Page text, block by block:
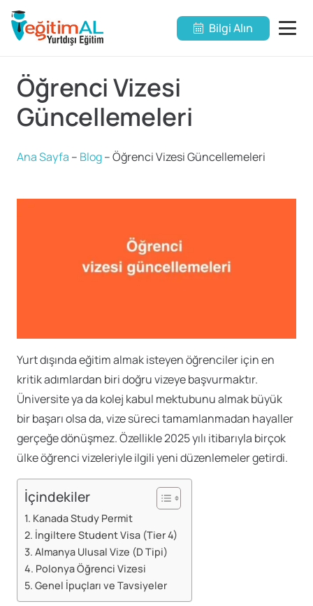
Bilgi Alın
Öğrenci Vizesi
Güncellemeleri
Ana Sayfa – Blog–Öğrenci Vizesi Güncellemeleri
Yurt dışında eğitim almak isteyen öğrenciler için en
kritik adımlardan biri doğru vizeye başvurmaktır.
Üniversite ya da kolej kabul mektubunu almak büyük
bir başarı olsa da, vize süreci tamamlanmadan hayaller
gerçeğe dönüşmez. Özellikle 2025 yılı itibarıyla birçok
ülke öğrenci vizeleriyle ilgili yeni düzenlemeler getirdi.
İçindekiler
1. Kanada Study Permit
2. İngiltere Student Visa (Tier 4)
3. Almanya Ulusal Vize (D Tipi)
4. Polonya Öğrenci Vizesi
5. Genel İpuçları ve Tavsiyeler